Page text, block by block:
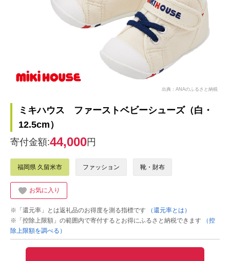
出典：ANAのふるさと納税
ミキハウス ファーストベビーシューズ（白・
12.5cm）
寄付金額:44,000円
福岡県 久留米市 ファッション 靴・財布
お気に入り
※「還元率」とは返礼品のお得度を測る指標です
（還元率とは）
※「控除上限額」の範囲内で寄付するとお得にふるさと納税できます
（控
除上限額を調べる）